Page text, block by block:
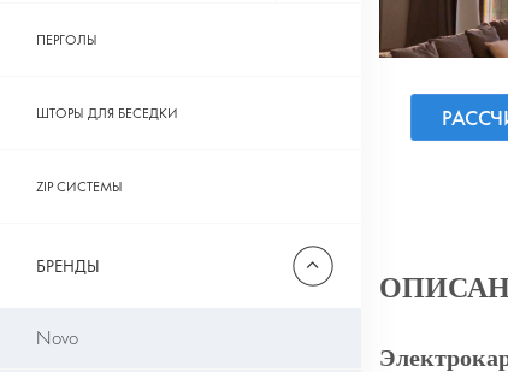
ПЕРГОЛЫ
ШТОРЫ ДЛЯ БЕСЕДКИ
ZIP СИСТЕМЫ
БРЕНДЫ
Novo